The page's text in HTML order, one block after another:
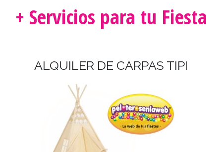
+ Servicios para tu Fiesta
ALQUILER DE CARPAS TIPI